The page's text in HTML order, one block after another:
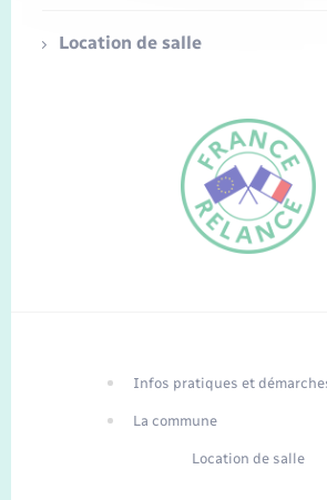
Traduction du
Location de salle
Infos pratiques et
La commune
Location de salle